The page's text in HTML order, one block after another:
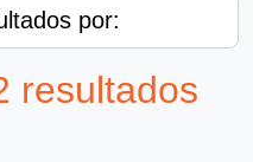
por:
resultados